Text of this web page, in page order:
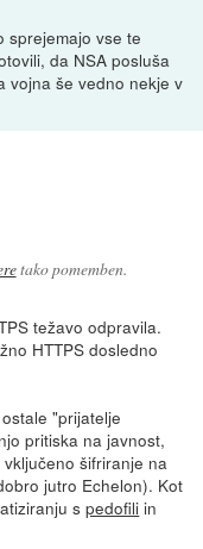
sprejemajo vse te
da NSA posluša
vojna še vedno nekje v
tako pomemben.
težavo odpravila.
HTTPS dosledno
"prijatelje
pritiska na javnost,
šifriranje na
jutro Echelon). Kot
spedofili in